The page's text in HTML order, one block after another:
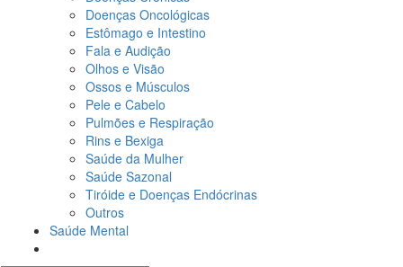
Doenças Oncológicas
Estômago e Intestino
Fala e Audição
Olhos e Visão
Ossos e Músculos
Pele e Cabelo
Pulmões e Respiração
Rins e Bexiga
Saúde da Mulher
Saúde Sazonal
Tiróide e Doenças Endócrinas
Outros
Saúde Mental